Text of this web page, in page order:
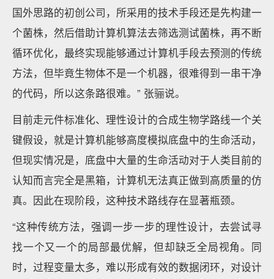
国外思路的初创公司，所采用的技术手段还是先构建一
个菌株，然后借助计算机算法去筛选测试菌株，再不断
循环优化，最终实现能够通过计算机手段去预测的传统
方法，但毕竟生物体不是一个机器，很难得到一串干净
的代码，所以这条路很难。” 张骊说。
目前走元件标准化、理性设计的合成生物学路线一个关
键假设，就是计算机能够高度模拟底盘中的生命活动，
但现实情况是，底盘中大量的生命活动对于人类目前的
认知而言完全是黑箱，计算机无法真正做到高质量的仿
真。因此在现阶段，这种技术路线存在显著瓶颈。
“这种传统方法，强调一步一步的理性设计，去尝试寻
找一个又一个的局部最优解，但却缺乏全局视角。同
时，过程变量太多，难以形成有效的数据闭环，对设计